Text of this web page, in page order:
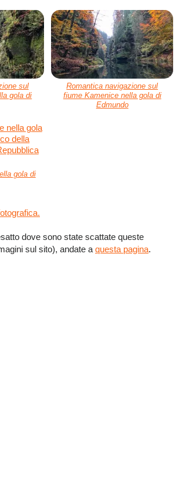
sul
gola di
Romantica navigazione sul
fiume Kamenice nella gola di
Edmundo
gola di
dove sono state scattate queste
sul sito), andate a questa pagina.